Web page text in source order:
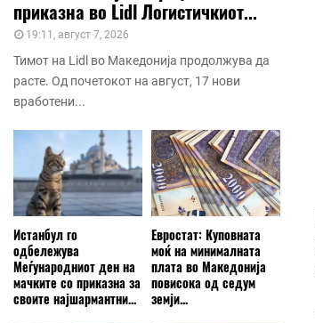
приказна во Lidl Логистичкиот...
19:11, август 7, 2026
Тимот на Lidl во Македонија продолжува да
расте. Од почетокот на август, 17 нови
вработени...
Истанбул го
одбележува
Меѓународниот ден на
мачките со приказна за
своите најшармантни...
Евростат: Куповната
моќ на минималната
плата во Македонија
повисока од седум
земји...